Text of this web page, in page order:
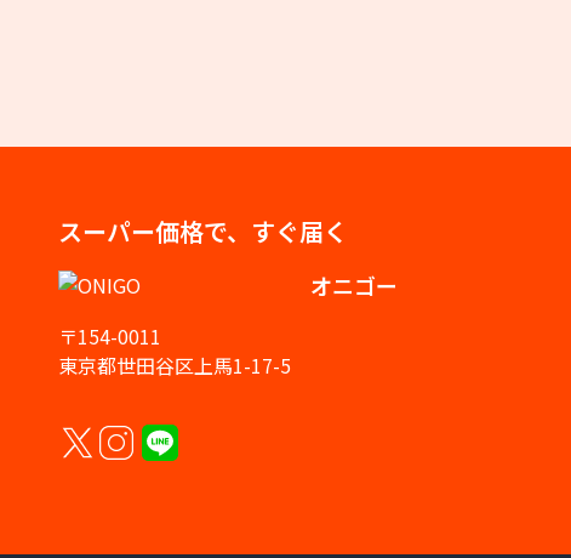
スーパー価格で、すぐ届く
オニゴー
〒154-0011
東京都世田谷区上馬1-17-5